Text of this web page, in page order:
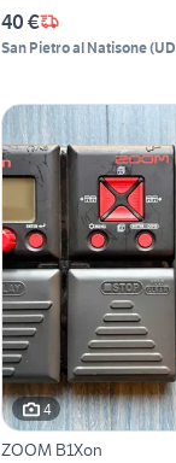
40 €
San Pietro al Natisone(UD
4
ZOOM B1Xon